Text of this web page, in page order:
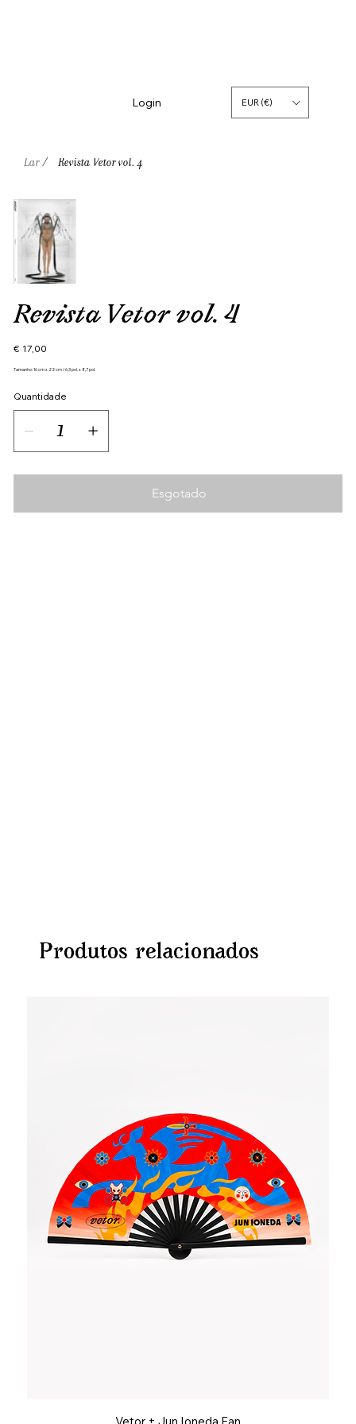
Login EUR (€)
Lar / Revista Vetor vol. 4
Revista Vetor vol. 4
Preço
€ 17,00
Tamanho: 16 cm x 22 cm / 6,3 pol. x 8,7 pol.
Quantidade
Esgotado
Produtos relacionados